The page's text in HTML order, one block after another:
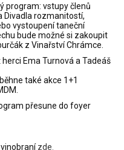
program: vstupy členů
Divadla rozmanitostí,
vystoupení taneční
bude možné si zakoupit
z Vinařství Chrámce.
Ema Turnová a Tadeáš
také akce 1+1
přesune do foyer
zde.